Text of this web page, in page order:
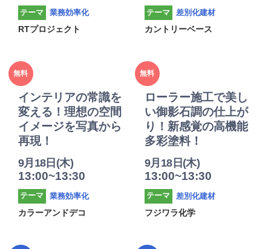
テーマ
業務効率化
RTプロジェクト
テーマ
差別化建材
カントリーベース
2025年
度
無料
インテリアの常識を
変える！理想の空間
イメージを写真から
再現！
9月18日(木)
13:00~13:30
テーマ
業務効率化
カラーアンドデコ
2025年
度
無料
ローラー施工で美し
い御影石調の仕上が
り！新感覚の高機能
多彩塗料！
9月18日(木)
13:00~13:30
テーマ
差別化建材
フジワラ化学